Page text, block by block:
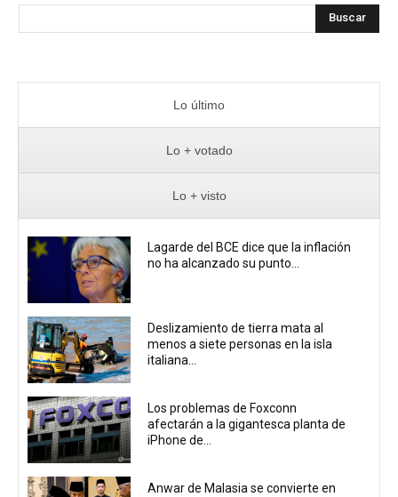
Buscar
Lo último
Lo + votado
Lo + visto
Lagarde del BCE dice que la inflación
no ha alcanzado su punto...
Deslizamiento de tierra mata al
menos a siete personas en la isla
italiana...
Los problemas de Foxconn
afectarán a la gigantesca planta de
iPhone de...
Anwar de Malasia se convierte en